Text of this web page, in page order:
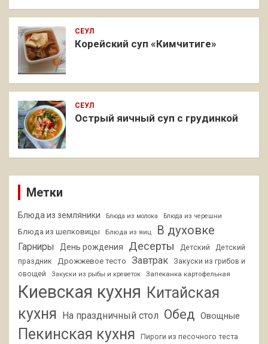
СЕУЛ
Корейский суп «Кимчитиге»
СЕУЛ
Острый яичный суп с грудинкой
Метки
Блюда из земляники Блюда из молока Блюда из черешни
Блюда из шелковицы Блюда из яиц В духовке
Гарниры День рождения Десерты Детский
Детский
праздник
Дрожжевое тесто Завтрак
Закуски из грибов и
овощей
Закуски из рыбы и креветок Запеканка картофельная
Киевская кухня Китайская
кухня На праздничный стол Обед Овощные
Пекинская кухня Пироги из песочного теста